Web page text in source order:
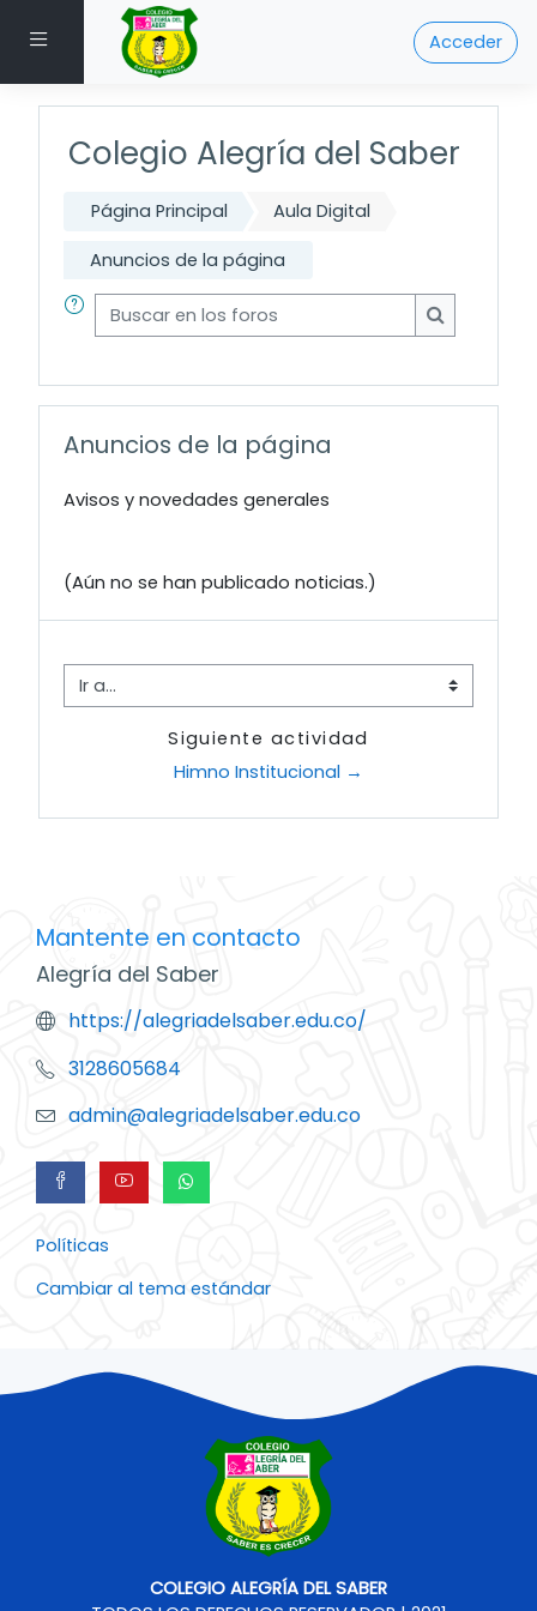
Panel lateral
Acceder
Salta al contenido principal
Colegio Alegría del Saber
Página Principal Aula Digital
Anuncios de la página
Buscar en los foros
Buscar en
Anuncios de la página
Avisos y novedades generales
(Aún no se han publicado noticias.)
Ir a...
Siguiente actividad
Himno Institucional →
Mantente en contacto
Alegría del Saber
https://alegriadelsaber.edu.co/
3128605684
admin@alegriadelsaber.edu.co
Políticas
Cambiar al tema estándar
COLEGIO ALEGRÍA DEL SABER